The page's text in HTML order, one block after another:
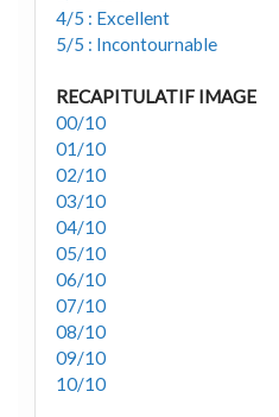
4/5 : Excellent
5/5 : Incontournable
RECAPITULATIF IMAGE
00/10
01/10
02/10
03/10
04/10
05/10
06/10
07/10
08/10
09/10
10/10